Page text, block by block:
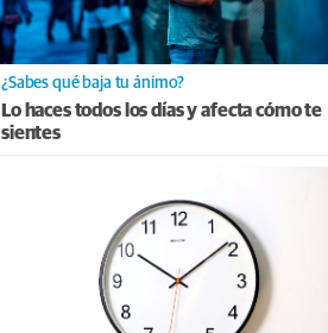
¿Sabes qué baja tu ánimo?
Lo haces todos los días y afecta cómo te
sientes